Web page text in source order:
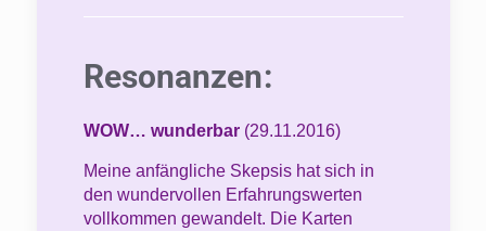
Resonanzen:
WOW… wunderbar (29.11.2016)
Meine anfängliche Skepsis hat sich in
den wundervollen Erfahrungswerten
vollkommen gewandelt. Die Karten